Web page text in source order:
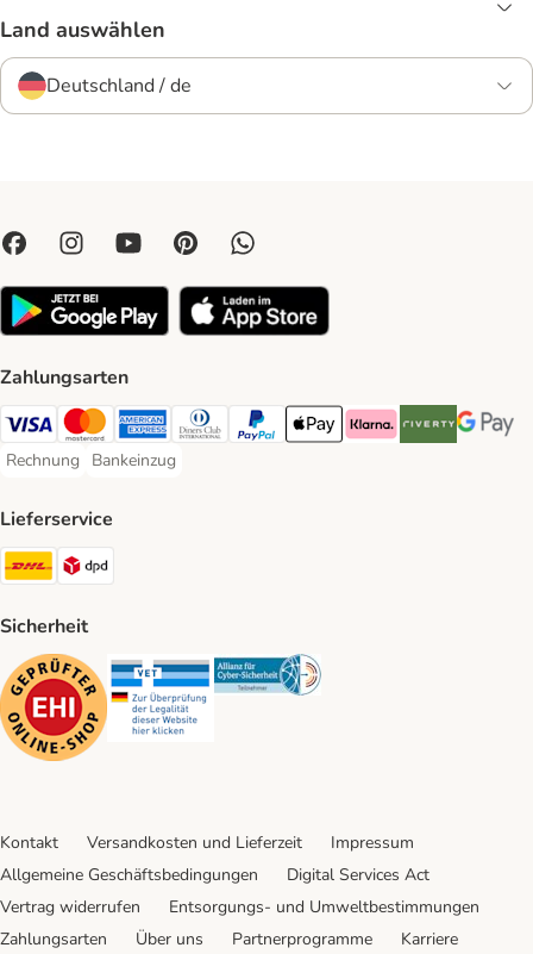
Land auswählen
Deutschland / de
Zahlungsarten
Visa Payment Method
Mastercard Payment Method
American Express Payment Method
Diners Club Payment Method
PayPal Payment Method
Apple Pay Payment Method
Klarna Payment Method
Riverty Payment
Google
Rechnung
Rechnung Payment Method
Bankeinzug
Bankeinzug Payment Method
Lieferservice
DHL Shipping Method
Sicherheit
Security Security Security
Kontakt Versandkosten und Lieferzeit
Impressum
Allgemeine Geschäftsbedingungen
Digital Services Act
Vertrag widerrufen
Entsorgungs- und Umweltbestimmungen
Zahlungsarten
Über uns Partnerprogramme Karriere